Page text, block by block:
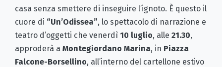
casa senza smettere di inseguire l’ignoto. È questo il
cuore di “Un’Odissea”, lo spettacolo di narrazione e
teatro d’oggetti che venerdì 10 luglio, alle 21.30,
approderà a Montegiordano Marina, in Piazza
Falcone-Borsellino, all’interno del cartellone estivo